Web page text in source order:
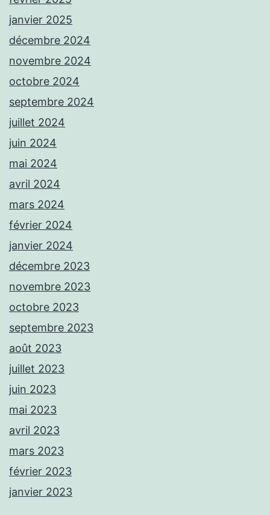
janvier 2025
décembre 2024
novembre 2024
octobre 2024
septembre 2024
juillet 2024
juin 2024
mai 2024
avril 2024
mars 2024
février 2024
janvier 2024
décembre 2023
novembre 2023
octobre 2023
septembre 2023
août 2023
juillet 2023
juin 2023
mai 2023
avril 2023
mars 2023
février 2023
janvier 2023